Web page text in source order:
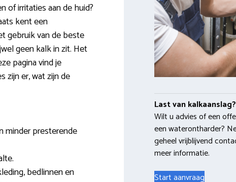
of irritaties aan de huid?
kent een
gebruik van de beste
geen kalk in zit. Het
pagina vind je
zijn er, wat zijn de
minder presterende
bedlinnen en
Last van kalkaanslag?
Wilt u advies of een
een waterontharder?
geheel vrijblijvend
meer informatie.
Start aanvraag